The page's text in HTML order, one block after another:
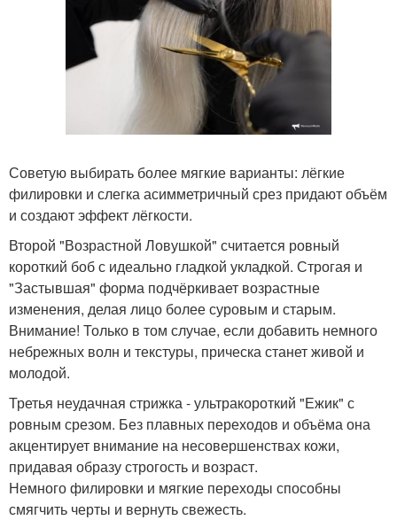
Советую выбирать более мягкие варианты: лёгкие
филировки и слегка асимметричный срез придают объём
и создают эффект лёгкости.
Второй "Возрастной Ловушкой" считается ровный
короткий боб с идеально гладкой укладкой. Строгая и
"Застывшая" форма подчёркивает возрастные
изменения, делая лицо более суровым и старым.
Внимание! Только в том случае, если добавить немного
небрежных волн и текстуры, прическа станет живой и
молодой.
Третья неудачная стрижка - ультракороткий "Ежик" с
ровным срезом. Без плавных переходов и объёма она
акцентирует внимание на несовершенствах кожи,
придавая образу строгость и возраст.
Немного филировки и мягкие переходы способны
смягчить черты и вернуть свежесть.